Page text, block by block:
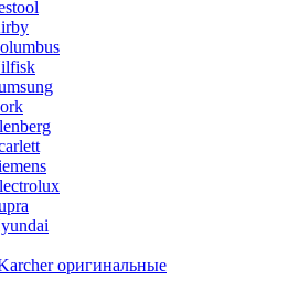
оригинальные